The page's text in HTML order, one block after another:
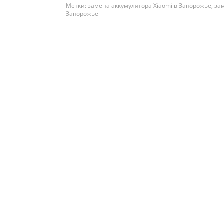
Метки: замена аккумулятора Xiaomi в Запорожье,
Запорожье